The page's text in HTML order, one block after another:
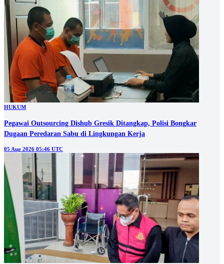
HUKUM
Pegawai Outsourcing Dishub Gresik Ditangkap, Polisi Bongkar
Dugaan Peredaran Sabu di Lingkungan Kerja
05 Aug 2026 05:46 UTC